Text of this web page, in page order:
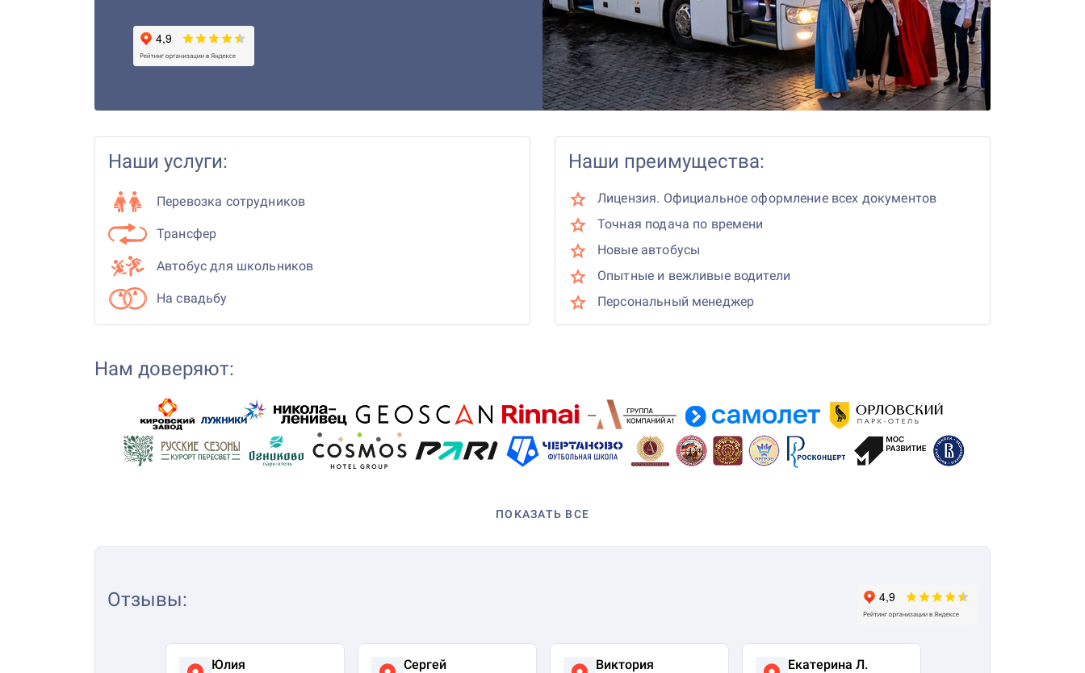
Наши услуги:
Перевозка сотрудников
Трансфер
Автобус для школьников
На свадьбу
Наши преимущества:
Лицензия. Официальное оформление всех документов
Точная подача по времени
Новые автобусы
Опытные и вежливые водители
Персональный менеджер
Нам доверяют:
ПОКАЗАТЬ ВСЕ
Отзывы:
Юлия Сергей Виктория Екатерина Л.